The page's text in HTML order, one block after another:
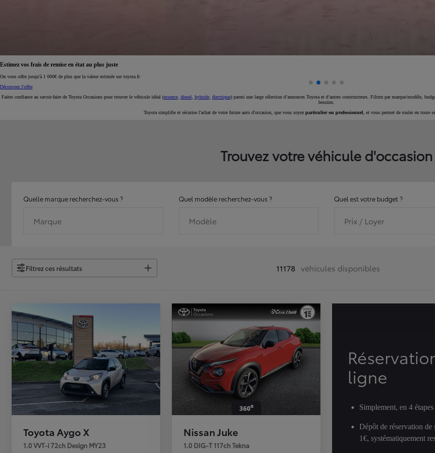
Estimez vos frais de remise en état au plus juste
On vous offre jusqu'à 1 000€ de plus que la valeur estimée sur toyota.fr
Découvrez l'offre
Faites confiance au savoir-faire de Toyota Occasions pour trouver le véhicule idéal (essence, diesel hybride, électrique) parmi une large sélection d’annonces Toyota et d’autres constructeurs. Filtrez par marque/modèle,
besoins.
Toyota simplifie et sécurise l'achat de votre future auto d'occasion, que vous soyez particulier ou professionnel , et vous permet de rouler en toute
Trouvez votre véhicule d'occasion
Quelle marque recherchez-vous ?
Marque
Quel modèle recherchez-vous ?
Modèle
Quel est votre budget ?
Prix / Loyer
Filtrez ces résultats 11178 véhicules disponibles
Toyota Aygo X
1.0 VVT-i 72ch Design MY23
Nissan Juke
1.0 DIG-T 117ch Tekna
ligne
Simplement, en 4 étapes
Dépôt de réservation de
1€, systématiquement